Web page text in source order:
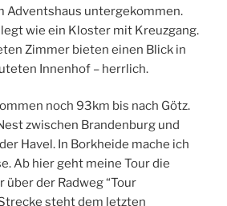
Adventshaus untergekommen.
wie ein Kloster mit Kreuzgang.
Zimmer bieten einen Blick in
Innenhof – herrlich.
noch 93km bis nach Götz.
zwischen Brandenburg und
Havel. In Borkheide mache ich
Ab hier geht meine Tour die
der Radweg “Tour
steht dem letzten